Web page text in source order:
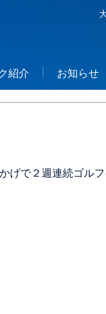
紹介 お知らせ
げで２週連続ゴル